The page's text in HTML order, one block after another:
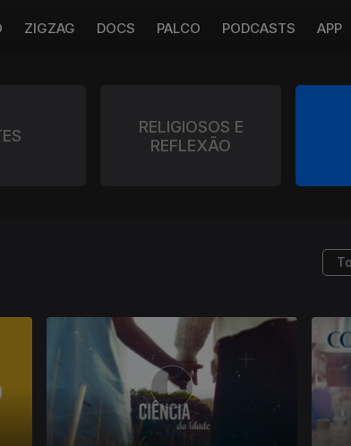
ZIGZAG DOCS PALCO PODCASTS APP
RELIGIOSOS E
REFLEXÃO